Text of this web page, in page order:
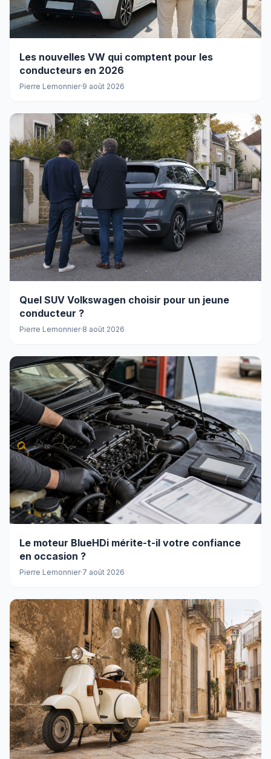
Les nouvelles VW qui comptent pour les
conducteurs en 2026
Pierre Lemonnier·9 août 2026
Quel SUV Volkswagen choisir pour un jeune
conducteur ?
Pierre Lemonnier·8 août 2026
Le moteur BlueHDi mérite-t-il votre confiance
en occasion ?
Pierre Lemonnier·7 août 2026